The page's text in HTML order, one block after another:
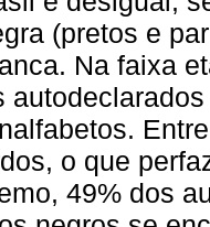
(pretos e
Na faixa
o que
49% dos